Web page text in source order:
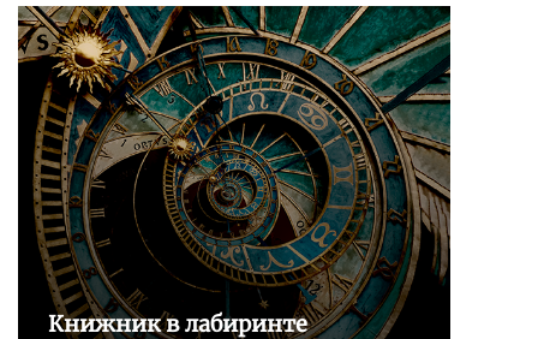
Книжник в лабиринте